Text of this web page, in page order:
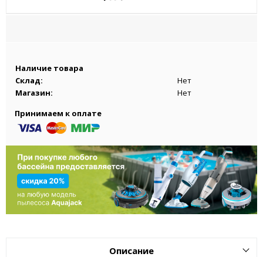
Наличие товара
Склад:
Нет
Магазин:
Нет
Принимаем к оплате
Описание